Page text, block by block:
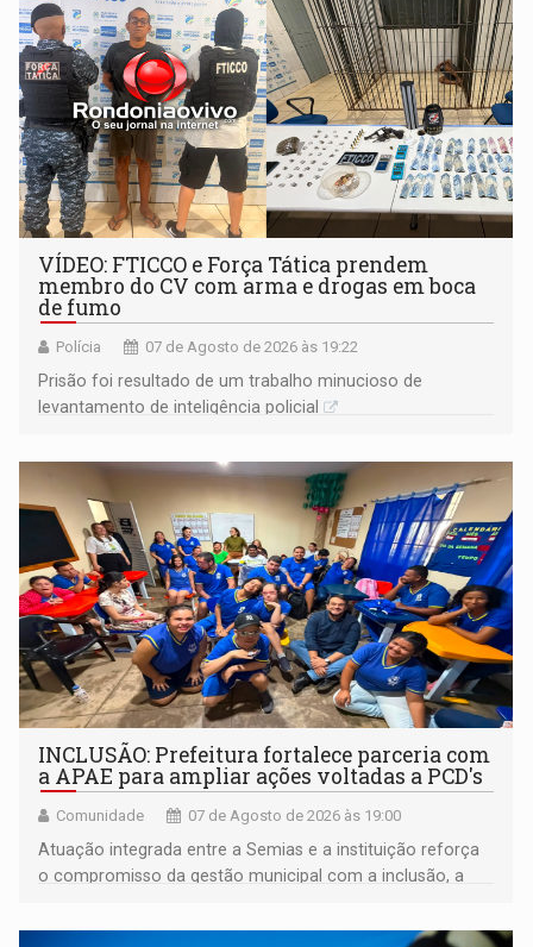
VÍDEO: FTICCO e Força Tática prendem
membro do CV com arma e drogas em boca
de fumo
Polícia 07 de Agosto de 2026 às 19:22
Prisão foi resultado de um trabalho minucioso de
levantamento de inteligência policial
INCLUSÃO: Prefeitura fortalece parceria com
a APAE para ampliar ações voltadas a PCD's
Comunidade 07 de Agosto de 2026 às 19:00
Atuação integrada entre a Semias e a instituição reforça
o compromisso da gestão municipal com a inclusão, a